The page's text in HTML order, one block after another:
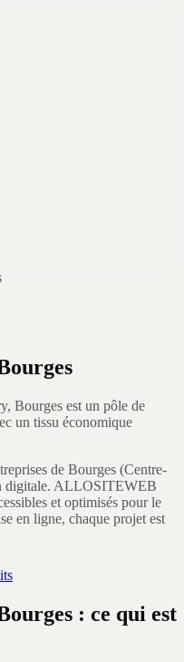
Bourges est un pôle de
un tissu économique
de Bourges (Centre-
digitale. ALLOSITEWEB
et optimisés pour le
en ligne, chaque projet est
: ce qui est